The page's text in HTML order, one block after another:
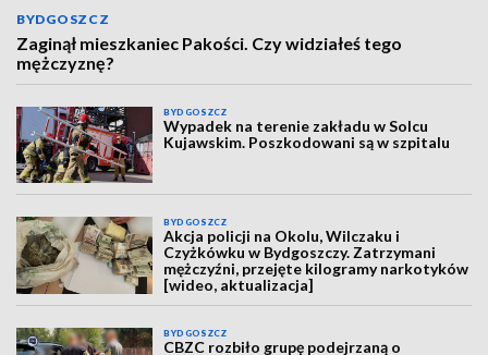
BYDGOSZCZ
Zaginął mieszkaniec Pakości. Czy widziałeś tego
mężczyznę?
BYDGOSZCZ
Wypadek na terenie zakładu w Solcu
Kujawskim. Poszkodowani są w szpitalu
BYDGOSZCZ
Akcja policji na Okolu, Wilczaku i
Czyżkówku w Bydgoszczy. Zatrzymani
mężczyźni, przejęte kilogramy narkotyków
[wideo, aktualizacja]
BYDGOSZCZ
CBZC rozbiło grupę podejrzaną o